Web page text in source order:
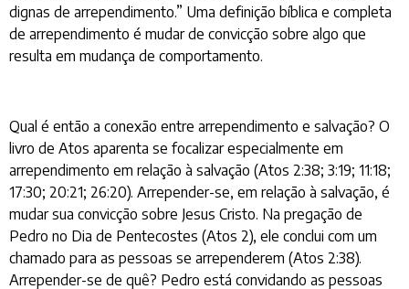
dignas de arrependimento.” Uma definição bíblica e completa
de arrependimento é mudar de convicção sobre algo que
resulta em mudança de comportamento.
Qual é então a conexão entre arrependimento e salvação? O
livro de Atos aparenta se focalizar especialmente em
arrependimento em relação à salvação (Atos 2:38; 3:19; 11:18;
17:30; 20:21; 26:20). Arrepender-se, em relação à salvação, é
mudar sua convicção sobre Jesus Cristo. Na pregação de
Pedro no Dia de Pentecostes (Atos 2), ele conclui com um
chamado para as pessoas se arrependerem (Atos 2:38).
Arrepender-se de quê? Pedro está convidando as pessoas